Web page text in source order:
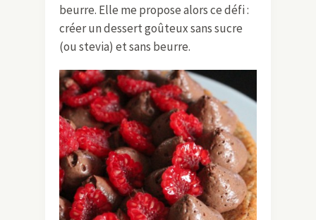
beurre. Elle me propose alors ce défi :
créer un dessert goûteux sans sucre
(ou stevia) et sans beurre.